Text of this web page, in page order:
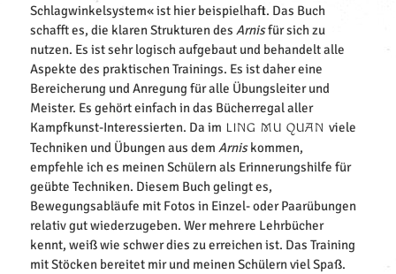
Schlagwinkelsystem« ist hier beispielhaft. Das Buch
schafft es, die klaren Strukturen des Arnisfür sich zu
nutzen. Es ist sehr logisch aufgebaut und behandelt alle
Aspekte des praktischen Trainings. Es ist daher eine
Bereicherung und Anregung für alle Übungsleiter und
Meister. Es gehört einfach in das Bücherregal aller
Kampfkunst-Interessierten. Da im LING MU QUAN viele
Techniken und Übungen aus dem Arniskommen,
empfehle ich es meinen Schülern als Erinnerungshilfe für
geübte Techniken. Diesem Buch gelingt es,
Bewegungsabläufe mit Fotos in Einzel- oder Paarübungen
relativ gut wiederzugeben. Wer mehrere Lehrbücher
kennt, weiß wie schwer dies zu erreichen ist. Das Training
mit Stöcken bereitet mir und meinen Schülern viel Spaß.